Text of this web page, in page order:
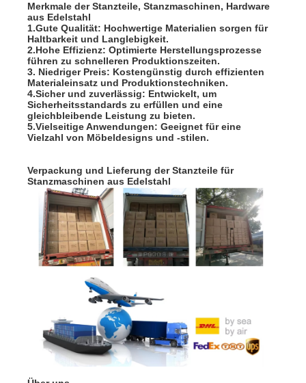
Merkmale der Stanzteile, Stanzmaschinen, Hardware
aus Edelstahl
1.Gute Qualität: Hochwertige Materialien sorgen für
Haltbarkeit und Langlebigkeit.
2.Hohe Effizienz: Optimierte Herstellungsprozesse
führen zu schnelleren Produktionszeiten.
3. Niedriger Preis: Kostengünstig durch effizienten
Materialeinsatz und Produktionstechniken.
4.Sicher und zuverlässig: Entwickelt, um
Sicherheitsstandards zu erfüllen und eine
gleichbleibende Leistung zu bieten.
5.Vielseitige Anwendungen: Geeignet für eine
Vielzahl von Möbeldesigns und -stilen.
Verpackung und Lieferung der Stanzteile für
Stanzmaschinen aus Edelstahl